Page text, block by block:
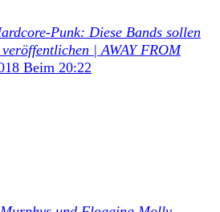
Punk: Diese Bands sollen
| AWAY FROM
Beim 20:22